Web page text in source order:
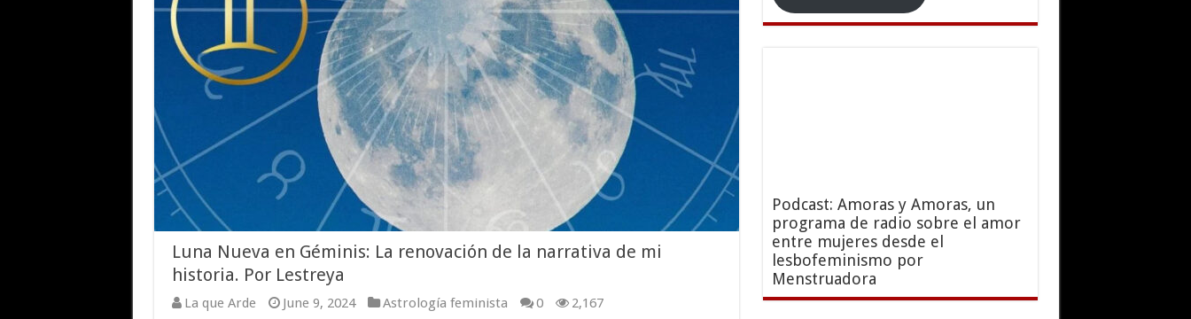
Luna Nueva en Géminis: La renovación de la narrativa de mi
historia. Por Lestreya
La que Arde June 9, 2024 Astrología feminista 0 2,167
Podcast: Amoras y Amoras, un
programa de radio sobre el amor
entre mujeres desde el
lesbofeminismo por
Menstruadora